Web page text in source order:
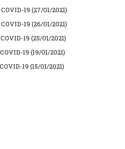
19 (27/01/2021)
19 (26/01/2021)
19 (25/01/2021)
19 (19/01/2021)
19 (15/01/2021)